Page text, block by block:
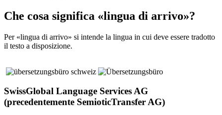
Che cosa significa «lingua di arrivo»?
Per «lingua di arrivo» si intende la lingua in cui deve essere tradotto
il testo a disposizione.
SwissGlobal Language Services AG
(precedentemente SemioticTransfer AG)